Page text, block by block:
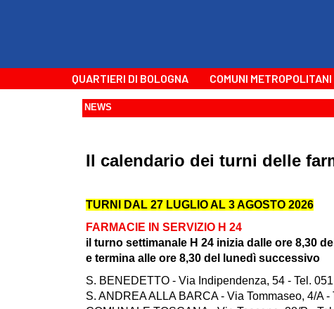
QUARTIERI DI BOLOGNA COMUNI METROPOLITANI
NEWS
Il calendario dei turni delle
TURNI DAL 27 LUGLIO AL 3 AGOSTO 2026
FARMACIE IN SERVIZIO H 24
il turno settimanale H 24 inizia dalle ore 8,30
e termina alle ore 8,30 del lunedì successivo
S. BENEDETTO - Via Indipendenza, 54 - Tel.
S. ANDREA ALLA BARCA - Via Tommaseo, 4/A -